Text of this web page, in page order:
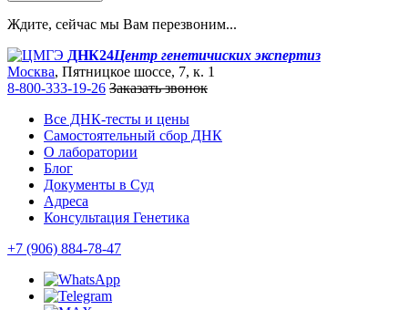
Ждите, сейчас мы Вам перезвоним...
ДНК24Центр генетичиских экспертиз
Москва, Пятницкое шоссе, 7, к. 1
8-800-333-19-26 Заказать звонок
Все ДНК-тесты и цены
Самостоятельный сбор ДНК
О лаборатории
Блог
Документы в Суд
Адреса
Консультация Генетика
+7 (906) 884-78-47